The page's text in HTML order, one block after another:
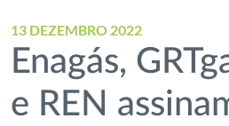
13 DEZEMBRO 2022
Enagás,
e REN